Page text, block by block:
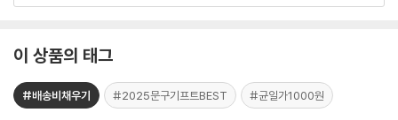
이 상품의 태그
#배송비채우기 #2025문구기프트BEST #균일가1000원